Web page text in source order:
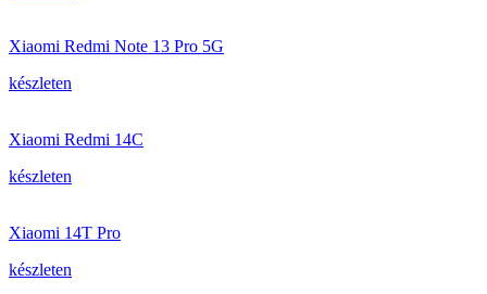
Xiaomi Redmi Note 13 Pro 5G
készleten
Xiaomi Redmi 14C
készleten
Xiaomi 14T Pro
készleten